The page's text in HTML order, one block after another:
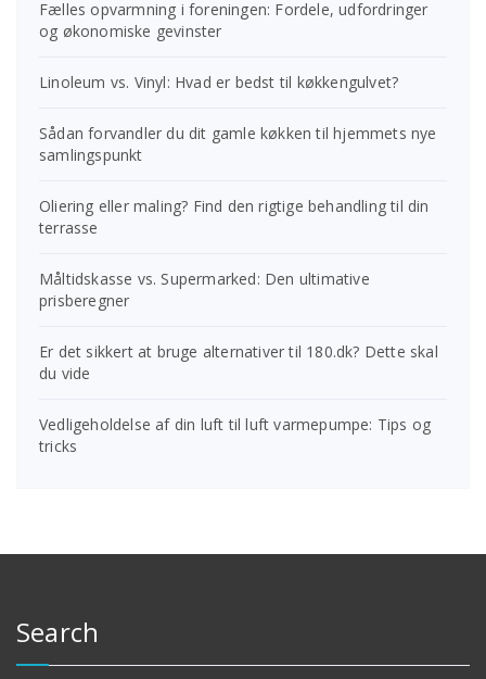
Fælles opvarmning i foreningen: Fordele, udfordringer
og økonomiske gevinster
Linoleum vs. Vinyl: Hvad er bedst til køkkengulvet?
Sådan forvandler du dit gamle køkken til hjemmets nye
samlingspunkt
Oliering eller maling? Find den rigtige behandling til din
terrasse
Måltidskasse vs. Supermarked: Den ultimative
prisberegner
Er det sikkert at bruge alternativer til 180.dk? Dette skal
du vide
Vedligeholdelse af din luft til luft varmepumpe: Tips og
tricks
Search